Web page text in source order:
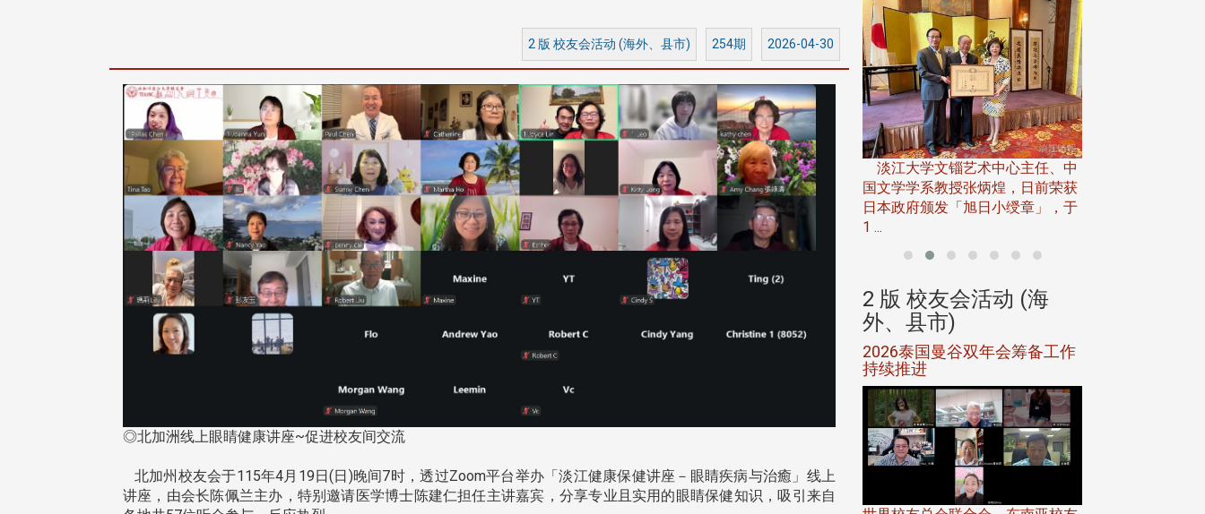
2 版 校友会活动 (海外、县市) 254期 2026-04-30
◎北加洲线上眼睛健康讲座~促进校友间交流
北加州校友会于115年4月19日(日)晚间7时，透过Zoom平台举办「淡江健康保健讲座－眼睛疾病与治癒」线上
讲座，由会长陈佩兰主办，特别邀请医学博士陈建仁担任主讲嘉宾，分享专业且实用的眼睛保健知识，吸引来自
大学主任秘书、中文系校友
正，于115年6月2日(二)率政
学校友服务相关同仁莅临本 ...
校友处执行长彭春阳于115年7月
30日(四)荣退，为其十四年来深耕
校友服务、凝聚海内外校友情 ...
淡江大学于115年7月30日(四)举
办布达暨单位主管交接典礼。115
学年度校友服务暨资源发展 ...
本校校长葛焕昭将于今(115)年7
月31日(五)任期届满。董事会于6月
24日(三)下午5时 ...
淡江大学文锱艺术中心主任、中
国文学学系教授张炳煌，日前荣获
日本政府颁发「旭日小绶章」，于
1 ...
校友会活动 (海
2 版 校友会活动 (海
外、县市)
台北市校友会6月份活动
2 版 校友会活动 (海
台中市校友会拜会卢秀燕市
心力
2 版 校友会活动 (海
2 版 校友会活动 (海
外、县市)
2026泰国曼谷双年会筹备工作
持续推进